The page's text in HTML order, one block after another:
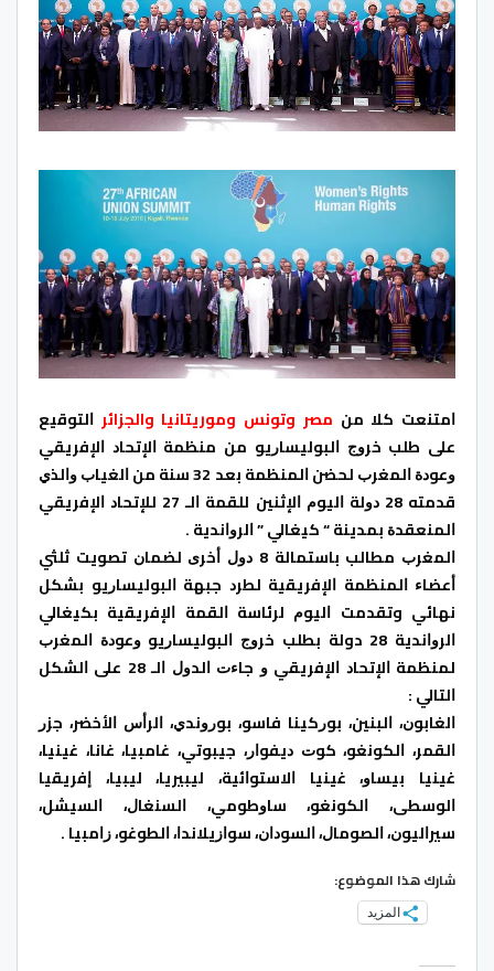
ﺍﻣﺘﻨﻌﺖ كلا من مصر وتونس وموريتانيا والجزائر ﺍﻟﺘﻮﻗﻴﻊ
ﻋﻠﻰ ﻃﻠﺐ ﺧﺮﻭﺝ ﺍﻟﺒﻮﻟﻴﺴﺎﺭﻳﻮ ﻣﻦ ﻣﻨﻈﻤﺔ ﺍﻹﺗﺤﺎﺩ ﺍﻹﻓﺮﻳﻘﻲ
ﻭﻋﻮﺩﺓ ﺍﻟﻤﻐﺮﺏ ﻟﺤﻀﻦ ﺍﻟﻤﻨﻈﻤﺔ ﺑﻌﺪ 32 ﺳﻨﺔ ﻣﻦ ﺍﻟﻐﻴﺎﺏ ﻭﺍﻟﺬﻱ
ﻗﺪﻣﺘﻪ 28 ﺩﻭﻟﺔ ﺍﻟﻴﻮﻡ ﺍﻹﺛﻨﻴﻦ ﻟﻠﻘﻤﺔ ﺍﻟـ 27 ﻟﻺﺗﺤﺎﺩ ﺍﻹﻓﺮﻳﻘﻲ
ﺍﻟﻤﻨﻌﻘﺪﺓ ﺑﻤﺪﻳﻨﺔ “ ﻛﻴﻐﺎﻟﻲ ” ﺍﻟﺮﻭﺍﻧﺪﻳﺔ .
ﺍﻟﻤﻐﺮﺏ ﻣﻄﺎﻟﺐ ﺑﺎﺳﺘﻤﺎﻟﺔ 8 ﺩﻭﻝ ﺃﺧﺮﻯ ﻟﻀﻤﺎﻥ ﺗﺼﻮﻳﺖ ﺛﻠﺜﻲ
ﺃﻋﻀﺎﺀ ﺍﻟﻤﻨﻈﻤﺔ ﺍﻹﻓﺮﻳﻘﻴﺔ ﻟﻄﺮﺩ ﺟﺒﻬﺔ ﺍﻟﺒﻮﻟﻴﺴﺎﺭﻳﻮ ﺑﺸﻜﻞ
نهائي وﺗﻘﺪﻣﺖ ﺍﻟﻴﻮﻡ ﻟﺮﺋﺎﺳﺔ ﺍﻟﻘﻤﺔ ﺍﻹﻓﺮﻳﻘﻴﺔ ﺑﻜﻴﻐﺎﻟﻲ
ﺍﻟﺮﻭﺍﻧﺪﻳﺔ 28 دولة بطلب ﺧﺮﻭﺝ ﺍﻟﺒﻮﻟﻴﺴﺎﺭﻳﻮ ﻭﻋﻮﺩﺓ ﺍﻟﻤﻐﺮﺏ
ﻟﻤﻨﻈﻤﺔ ﺍﻹﺗﺤﺎﺩ ﺍﻹﻓﺮﻳﻘﻲ ﻭ ﺟﺎﺀﺕ ﺍﻟﺪﻭﻝ ﺍﻟـ 28 ﻋﻠﻰ ﺍﻟﺸﻜﻞ
ﺍﻟﺘﺎﻟﻲ :
ﺍﻟﻐﺎﺑﻮﻥ، ﺍﻟﺒﻨﻴﻦ، ﺑﻮﺭﻛﻴﻨﺎ ﻓﺎﺳﻮ، ﺑﻮﺭﻭﻧﺪﻱ، ﺍﻟﺮﺃﺱ ﺍﻷﺧﻀﺮ، ﺟﺰﺭ
ﺍﻟﻘﻤﺮ، ﺍﻟﻜﻮﻧﻐﻮ، ﻛﻮﺕ ﺩﻳﻔﻮﺍﺭ، ﺟﻴﺒﻮﺗﻲ، ﻏﺎﻣﺒﻴﺎ، ﻏﺎﻧﺎ، ﻏﻴﻨﻴﺎ،
ﻏﻴﻨﻴﺎ ﺑﻴﺴﺎﻭ، ﻏﻴﻨﻴﺎ ﺍﻻﺳﺘﻮﺍﺋﻴﺔ، ﻟﻴﺒﻴﺮﻳﺎ، ﻟﻴﺒﻴﺎ، ﺇﻓﺮﻳﻘﻴﺎ
ﺍﻟﻮﺳﻄﻰ، ﺍﻟﻜﻮﻧﻐﻮ، ﺳﺎﻭﻃﻮﻣﻲ، ﺍﻟﺴﻨﻐﺎﻝ، ﺍﻟﺴﻴﺸﻞ،
ﺳﻴﺮﺍﻟﻴﻮﻥ، ﺍﻟﺼﻮﻣﺎﻝ، ﺍﻟﺴﻮﺩﺍﻥ، ﺳﻮﺍﺯﻳﻼﻧﺪﺍ، ﺍﻟﻄﻮﻏﻮ، ﺯﺍﻣﺒﻴﺎ .
شارك هذا الموضوع:
المزيد